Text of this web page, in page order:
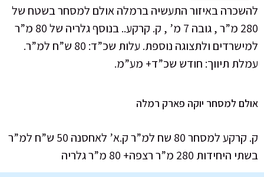
באיזור התעשיה ברמלה אולם למסחר בשטח של
280 מ”ר , גובה 7 מ’ , ק. קרקע.. בנוסף גלריה של 80 מ”ר
למישרדים ולתצוגה נוספת. עלות שכ”ד: 80 ש”ח למ”ר.
תיווך: חודש שכ”ד+ מע”מ.
למסחר יוקה פארק רמלה
ק. קרקע למסחר 80 שח למ”ר ק.א’ לאחסנה 50 ש”ח למ”ר
280 מ”ר רצפה+ 80 מ”ר גלריה